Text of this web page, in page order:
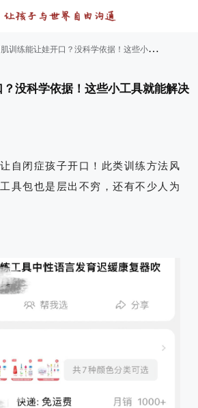
口
肌训练能让娃开口？没科学依据！这些小工具就能解决——
？没科学依据！这些小工具就能解决
自闭症孩子开口！此类训练方法风
具包也是层出不穷，还有不少人为